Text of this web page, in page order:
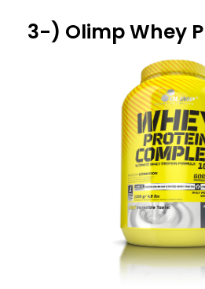
3-) Olimp Whey